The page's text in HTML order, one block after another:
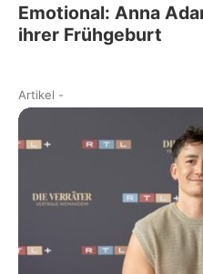
Emotional: Anna
ihrer Frühgeburt
Artikel -